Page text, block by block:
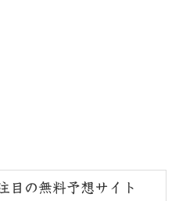
目の無料予想サイト